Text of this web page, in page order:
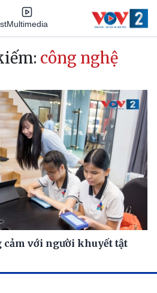
Multimedia
công nghệ
cảm với người khuyết tật